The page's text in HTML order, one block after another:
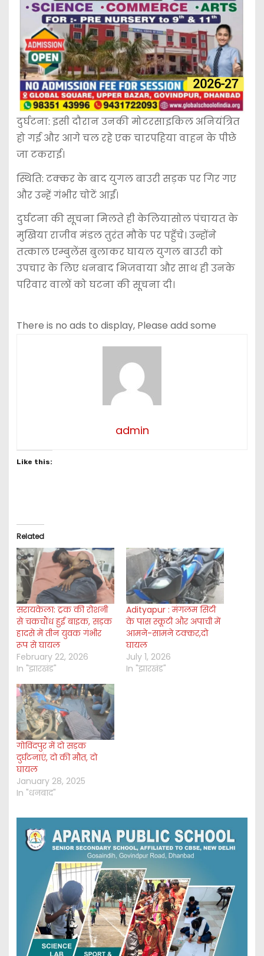
दुर्घटना: इसी दौरान उनकी मोटरसाइकिल अनियंत्रित
हो गई और आगे चल रहे एक चारपहिया वाहन के पीछे
जा टकराई।
स्थिति: टक्कर के बाद युगल बाउरी सड़क पर गिर गए
और उन्हें गंभीर चोटें आईं।
दुर्घटना की सूचना मिलते ही केलियासोल पंचायत के
मुखिया राजीव मंडल तुरंत मौके पर पहुँचे। उन्होंने
तत्काल एम्बुलेंस बुलाकर घायल युगल बाउरी को
उपचार के लिए धनबाद भिजवाया और साथ ही उनके
परिवार वालों को घटना की सूचना दी।
There is no ads to display, Please add some
admin
Like this:
Related
सरायकेला: ट्रक की रोशनी
से चकचौंध हुई बाइक, सड़क
हादसे में तीन युवक गंभीर
रूप से घायल
February 22, 2026
In "झारखंड"
Adityapur : मंगलम सिटी
के पास स्कूटी और अपाची में
आमने-सामने टक्कर,दो
घायल
July 1, 2026
In "झारखंड"
गोविंदपुर में दो सड़क
दुर्घटनाएं, दो की मौत, दो
घायल
January 28, 2025
In "धनबाद"